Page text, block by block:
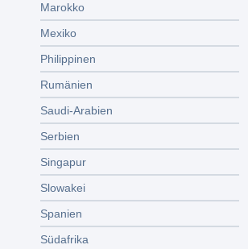
Marokko
Mexiko
Philippinen
Rumänien
Saudi-Arabien
Serbien
Singapur
Slowakei
Spanien
Südafrika